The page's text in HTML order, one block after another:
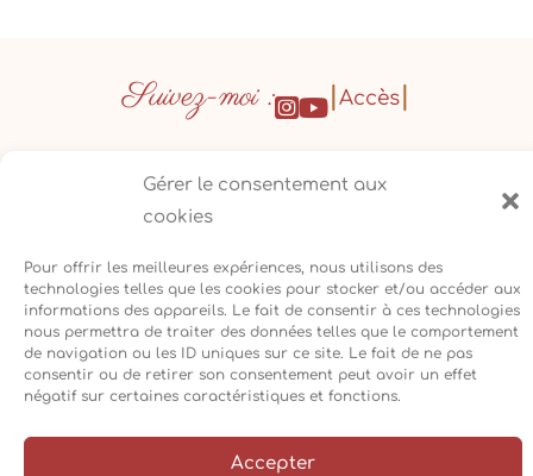
Gérer le consentement aux
cookies
Pour offrir les meilleures expériences, nous utilisons des
technologies telles que les cookies pour stocker et/ou accéder aux
informations des appareils. Le fait de consentir à ces technologies
nous permettra de traiter des données telles que le comportement
de navigation ou les ID uniques sur ce site. Le fait de ne pas
consentir ou de retirer son consentement peut avoir un effet
négatif sur certaines caractéristiques et fonctions.
Accepter
Suivez-moi : Accès
Cécile Recorbet©2026